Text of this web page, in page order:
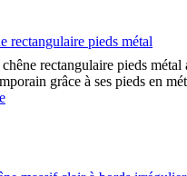
rectangulaire pieds métal
rectangulaire pieds métal
grâce à ses pieds en